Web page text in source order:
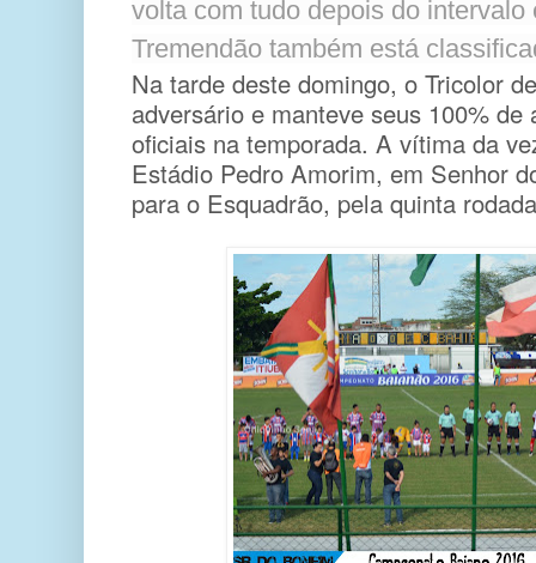
volta com tudo depois do
Tremendão também está
Na tarde deste domingo, o Tricolor
adversário e manteve seus 100%
oficiais na temporada. A vítima da
Estádio Pedro Amorim, em Senhor
para o Esquadrão, pela quinta